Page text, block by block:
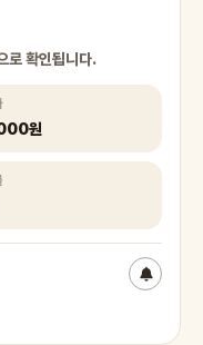
로 확인됩니다.
원